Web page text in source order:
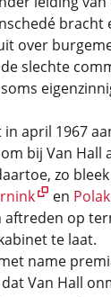
bracht
over
slechte
april 1967
bij Van Hall
zo
en Polak
aftreden op
te laat.
name
Van Hall